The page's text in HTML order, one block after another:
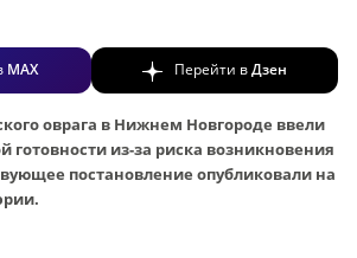
MAX Перейти вДзен
оврага в Нижнем Новгороде ввели
из-за риска возникновения
постановление опубликовали на